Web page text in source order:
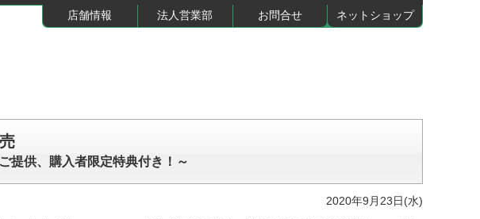
店舗情報 法人営業部 お問合せ ネットショップ
提供、購入者限定特典付き！～
2020年9月23日(水)